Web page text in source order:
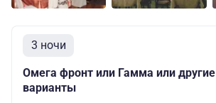
3 ночи
Омега фронт или Гамма или другие
варианты